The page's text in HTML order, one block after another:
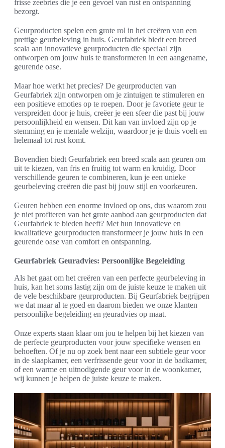
frisse zeebries die je een gevoel van rust en ontspanning
bezorgt.
Geurproducten spelen een grote rol in het creëren van een
prettige geurbeleving in huis. Geurfabriek biedt een breed
scala aan innovatieve geurproducten die speciaal zijn
ontworpen om jouw huis te transformeren in een aangename,
geurende oase.
Maar hoe werkt het precies? De geurproducten van
Geurfabriek zijn ontworpen om je zintuigen te stimuleren en
een positieve emoties op te roepen. Door je favoriete geur te
verspreiden door je huis, creëer je een sfeer die past bij jouw
persoonlijkheid en wensen. Dit kan van invloed zijn op je
stemming en je mentale welzijn, waardoor je je thuis voelt en
helemaal tot rust komt.
Bovendien biedt Geurfabriek een breed scala aan geuren om
uit te kiezen, van fris en fruitig tot warm en kruidig. Door
verschillende geuren te combineren, kun je een unieke
geurbeleving creëren die past bij jouw stijl en voorkeuren.
Geuren hebben een enorme invloed op ons, dus waarom zou
je niet profiteren van het grote aanbod aan geurproducten dat
Geurfabriek te bieden heeft? Met hun innovatieve en
kwalitatieve geurproducten transformeer je jouw huis in een
geurende oase van comfort en ontspanning.
Geurfabriek Geuradvies: Persoonlijke Begeleiding
Als het gaat om het creëren van een perfecte geurbeleving in
huis, kan het soms lastig zijn om de juiste keuze te maken uit
de vele beschikbare geurproducten. Bij Geurfabriek begrijpen
we dat maar al te goed en daarom bieden we onze klanten
persoonlijke begeleiding en geuradvies op maat.
Onze experts staan klaar om jou te helpen bij het kiezen van
de perfecte geurproducten voor jouw specifieke wensen en
behoeften. Of je nu op zoek bent naar een subtiele geur voor
in de slaapkamer, een verfrissende geur voor in de badkamer,
of een warme en uitnodigende geur voor in de woonkamer,
wij kunnen je helpen de juiste keuze te maken.